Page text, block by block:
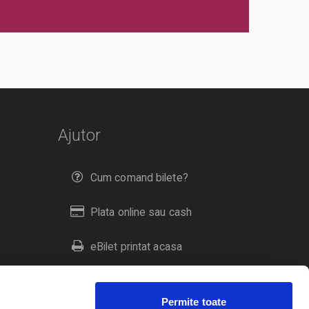
Permite toate
Ajutor
Cum comand bilete?
Plata online sau cash
eBilet printat acasa
Livrare prin curier